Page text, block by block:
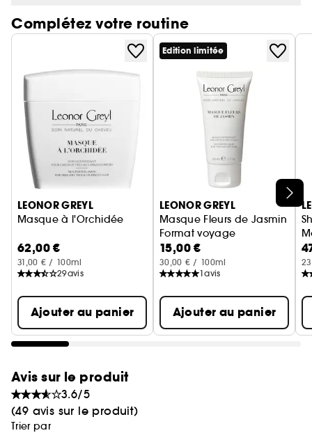
Complétez votre routine
Ignorer le carrousel produits
LEONOR GREYL
Masque à l'Orchidée
62,00 €
31,00 € / 100ml
29avis
Ajouter au panier
Edition limitée
LEONOR GREYL
Masque Fleurs de Jasmin
Format voyage
15,00 €
30,00 € / 100ml
1avis
Ajouter au panier
Avis sur le produit
3.6/5
(49 avis sur le produit)
Trier par